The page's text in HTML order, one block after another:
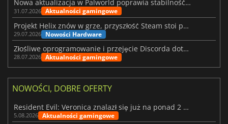
Nowa aktualizacja w Palworld poprawia stabilność Sunreach i walk z bossami
31.07.2026 Aktualności gamingowe
Projekt Helix znów w grze, przyszłość Steam stoi pod znakiem zapytania
29.07.2026 Nowości Hardware
Złośliwe oprogramowanie i przejęcie Discorda dotknęły Meccha Chameleon
28.07.2026 Aktualności gamingowe
NOWOŚCI, DOBRE OFERTY
Resident Evil: Veronica znalazł się już na ponad 2 milionach list życzeń
5.08.2026 Aktualności gamingowe